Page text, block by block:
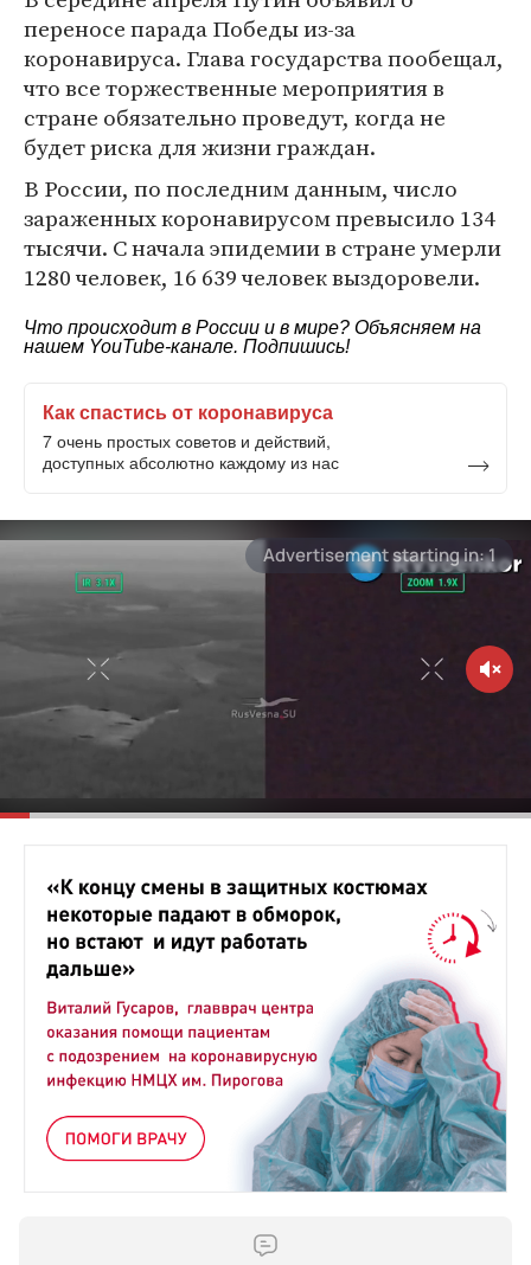
переносе парада Победы из-за
коронавируса. Глава государства пообещал,
что все торжественные мероприятия в
стране обязательно проведут, когда не
будет риска для жизни граждан.
В России, по последним данным, число
зараженных коронавирусом превысило 134
тысячи. С начала эпидемии в стране умерли
1280 человек, 16 639 человек выздоровели.
Что происходит в России и в мире? Объясняем на
нашем YouTube-канале. Подпишись!
Как спастись от коронавируса
7 очень простых советов и действий,
доступных абсолютно каждому из нас